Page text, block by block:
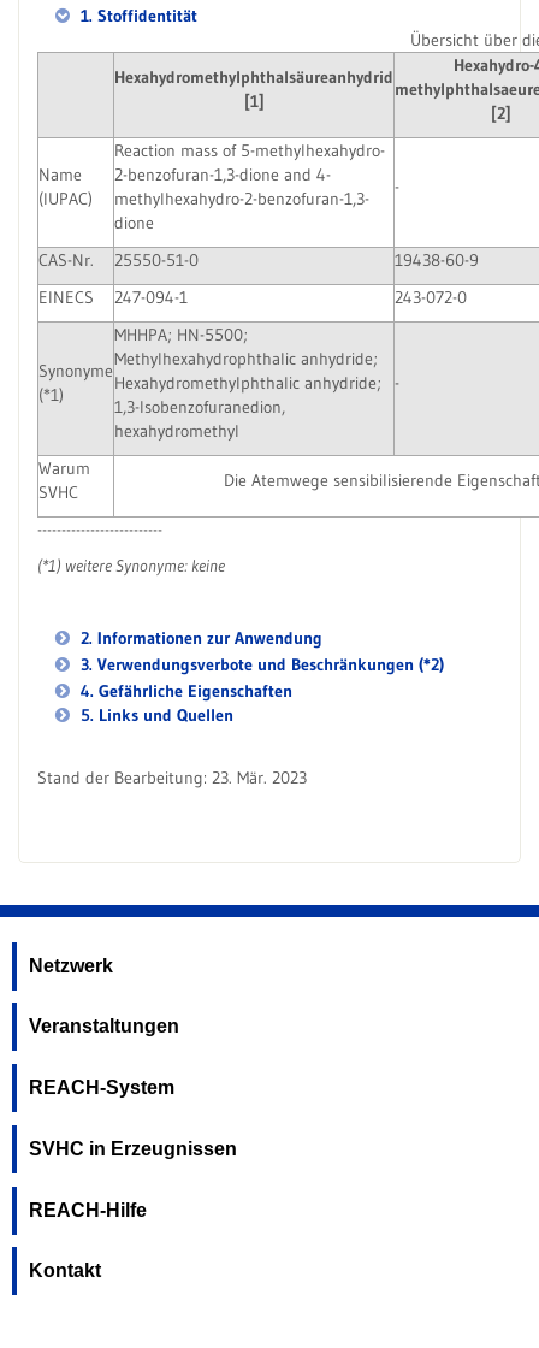
1. Stoffidentität
Übersicht über
Hexahydromethylphthalsäureanhydrid
[1]
Hexahydro-
[2]
Name
(IUPAC)
Reaction mass of 5-methylhexahydro-
2-benzofuran-1,3-dione and 4-
methylhexahydro-2-benzofuran-1,3-
dione
-
CAS-Nr. 25550-51-0
19438-60-9
EINECS
247-094-1 243-072-0
Synonyme
(*1)
MHHPA; HN-5500;
Methylhexahydrophthalic anhydride;
Hexahydromethylphthalic anhydride;
1,3-Isobenzofuranedion,
hexahydromethyl
-
Warum
SVHC
Die Atemwege sensibilisierende
--------------------------
(*1) weitere Synonyme: keine
2. Informationen zur Anwendung
3. Verwendungsverbote und Beschränkungen (*2)
4. Gefährliche Eigenschaften
5. Links und Quellen
Stand der Bearbeitung: 23. Mär. 2023
Netzwerk
Veranstaltungen
REACH-System
SVHC in Erzeugnissen
REACH-Hilfe
Kontakt